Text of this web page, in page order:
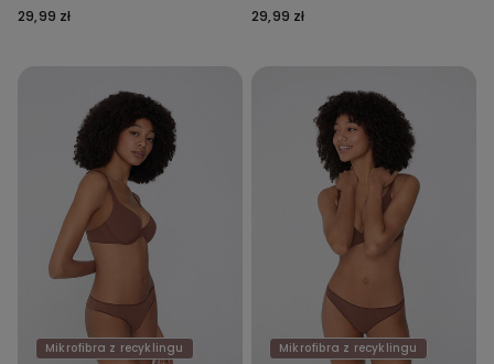
29,99 zł
29,99 zł
Mikrofibra z recyklingu
Mikrofibra z recyklingu